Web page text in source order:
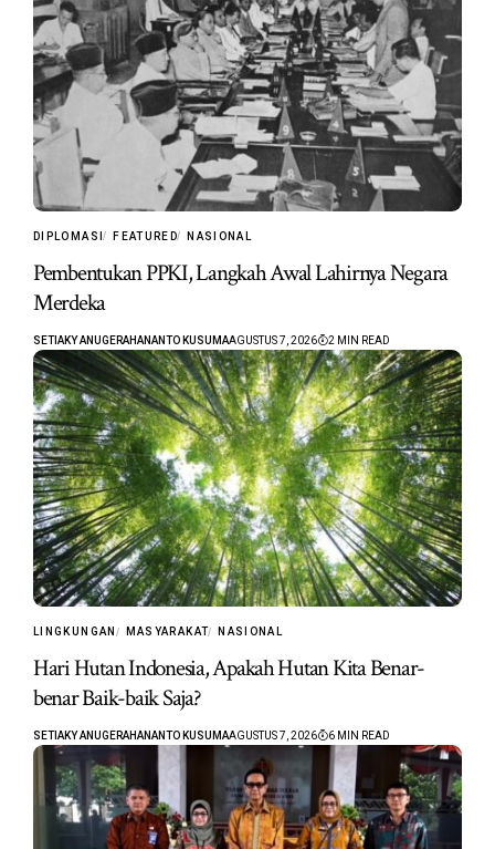
DIPLOMASI FEATURED NASIONAL
Pembentukan PPKI, Langkah Awal Lahirnya Negara
Merdeka
SETIAKY ANUGERAHANANTO KUSUMAAGUSTUS 7, 2026 2 MIN READ
LINGKUNGAN MASYARAKAT NASIONAL
Hari Hutan Indonesia, Apakah Hutan Kita Benar-
benar Baik-baik Saja?
SETIAKY ANUGERAHANANTO KUSUMAAGUSTUS 7, 2026 6 MIN READ